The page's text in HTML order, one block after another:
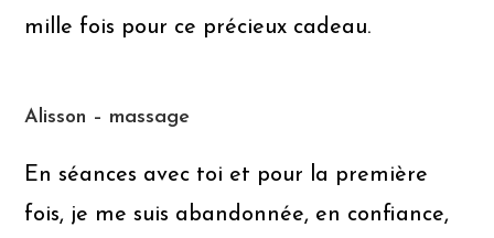
mille fois pour ce précieux cadeau.
Alisson – massage
En séances avec toi et pour la première
fois, je me suis abandonnée, en confiance,